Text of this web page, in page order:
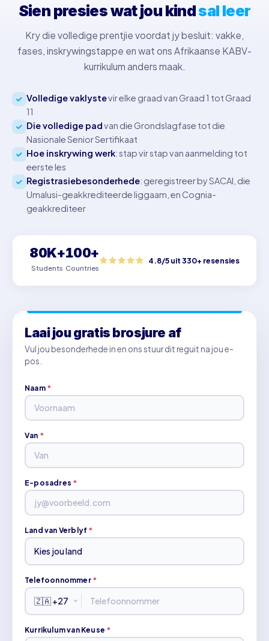
Sien presies wat jou kindsal leer
Kry die volledige prentjie voordat jy besluit: vakke,
fases, inskrywingstappe en wat ons Afrikaanse KABV-
kurrikulum anders maak.
Volledige vaklystevir elke graad van Graad 1 tot Graad
11
Die volledige padvan die Grondslagfase tot die
Nasionale Senior Sertifikaat
Hoe inskrywing werk: stap vir stap van aanmelding tot
eerste les
Registrasiebesonderhede: geregistreer by SACAI, die
Umalusi-geakkrediteerde liggaam, en Cognia-
geakkrediteer
80K+
Students
100+
Countries
4.8/5 uit 330+ resensies
Laai jou gratis brosjure af
Vul jou besonderhede in en ons stuur dit reguit na jou e-
pos.
Naam *
Van *
E-posadres *
Land van Verblyf *
Telefoonnommer *
Kurrikulum van Keuse *